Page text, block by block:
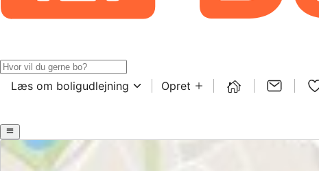
Læs om boligudlejning Opret